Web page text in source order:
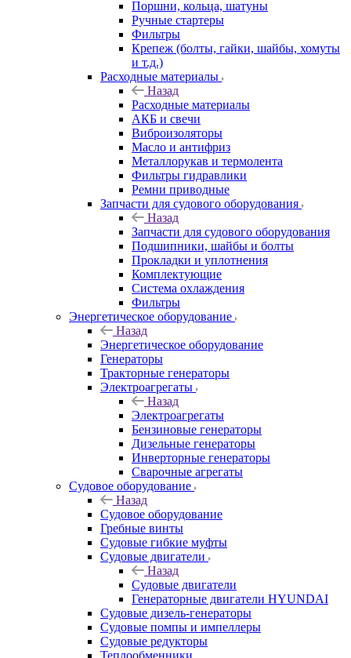
Поршни, кольца, шатуны
Ручные стартеры
Фильтры
Крепеж (болты, гайки, шайбы, хомуты
и т.д.)
Расходные материалы
Назад
Расходные материалы
АКБ и свечи
Виброизоляторы
Масло и антифриз
Металлорукав и термолента
Фильтры гидравлики
Ремни приводные
Запчасти для судового оборудования
Назад
Запчасти для судового оборудования
Подшипники, шайбы и болты
Прокладки и уплотнения
Комплектующие
Система охлаждения
Фильтры
Энергетическое оборудование
Назад
Энергетическое оборудование
Генераторы
Тракторные генераторы
Электроагрегаты
Назад
Электроагрегаты
Бензиновые генераторы
Дизельные генераторы
Инверторные генераторы
Сварочные агрегаты
Судовое оборудование
Назад
Судовое оборудование
Гребные винты
Судовые гибкие муфты
Судовые двигатели
Назад
Судовые двигатели
Генераторные двигатели HYUNDAI
Судовые дизель-генераторы
Судовые помпы и импеллеры
Судовые редукторы
Теплообменники